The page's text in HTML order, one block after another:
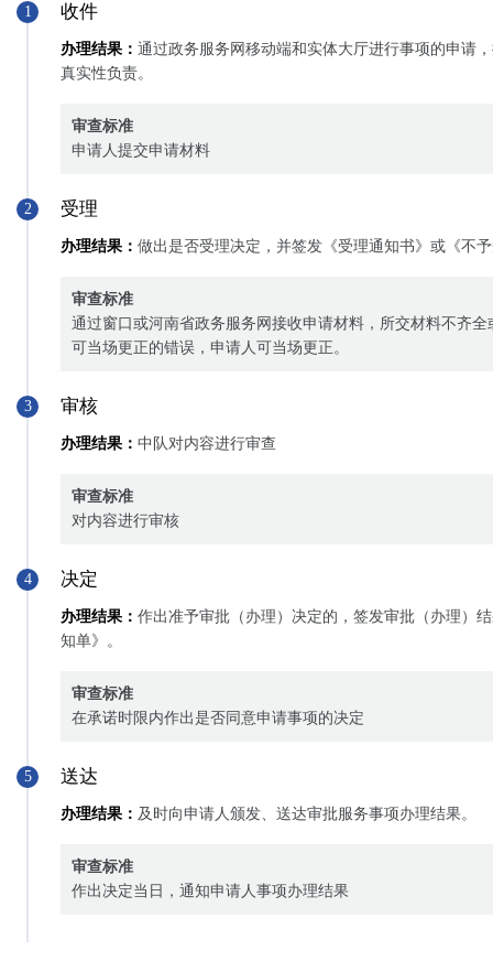
1 收件
办理结果： 通过政务服务网移动端和实体大厅进行事项的申请
真实性负责。
审查标准
申请人提交申请材料
2 受理
办理结果： 做出是否受理决定，并签发《受理通知书》或《不
审查标准
通过窗口或河南省政务服务网接收申请材料，所交材料不齐
可当场更正的错误，申请人可当场更正。
3 审核
办理结果： 中队对内容进行审查
审查标准
对内容进行审核
4 决定
办理结果： 作出准予审批（办理）决定的，签发审批（办理）
知单》。
审查标准
在承诺时限内作出是否同意申请事项的决定
5 送达
办理结果： 及时向申请人颁发、送达审批服务事项办理结果。
审查标准
作出决定当日，通知申请人事项办理结果